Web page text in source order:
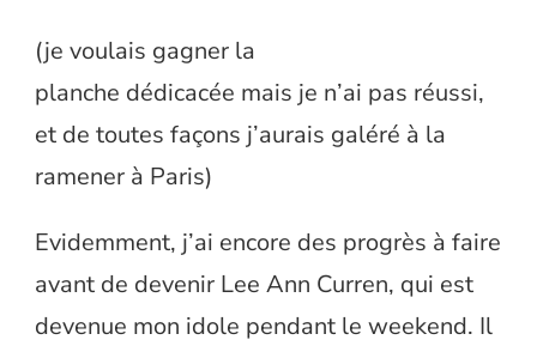
(je voulais gagner la
planche dédicacée mais je n’ai pas réussi,
et de toutes façons j’aurais galéré à la
ramener à Paris)
Evidemment, j’ai encore des progrès à faire
avant de devenir Lee Ann Curren, qui est
devenue mon idole pendant le weekend. Il